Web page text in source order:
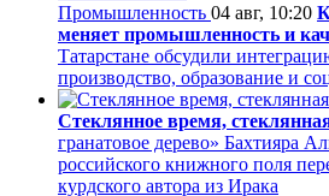
Промышленность 04 авг, 10:20
меняет промышленность и
Татарстане обсудили
производство, образование и
Стеклянное время,
гранатовое дерево» Бахтияра
российского книжного поля
курдского автора из Ирака